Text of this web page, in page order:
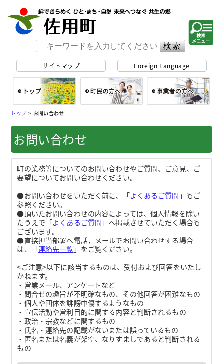
サイトマップ Foreign Language
トップ>お問い合わせ
お問い合わせ
町の業務等についてのお問い合わせやご質問、ご意見、ご
要望についてお問い合わせください。
●お問い合わせをいただく前に、「よくあるご質問 」もご
参照ください。
●頂いたお問い合わせの内容によっては、個人情報を除い
たうえで「よくあるご質問 」へ掲載させていただく場合も
ございます。
●直接担当部署へ電話，メールでお問い合わせする場合
は、「連絡先一覧 」をご覧ください。
<ご注意>以下に該当するものは、受付および回答をいたし
かねます。
・営業メール、アンケートなど
・問合せの趣旨が不明確なもの、その他回答が困難なもの
・個人や団体を誹謗中傷するようなもの
・宣伝活動や営利目的に関する内容と判断されるもの
・政治・宗教などに関するもの
・氏名・連絡先の記載がないまたは誤っているもの
・匿名または名義が架空、なりすましであると判断される
もの